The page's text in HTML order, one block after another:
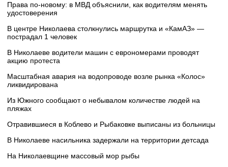
Права по-новому: в МВД объяснили, как водителям менять
удостоверения
В центре Николаева столкнулись маршрутка и «КамАЗ» —
пострадал 1 человек
В Николаеве водители машин с еврономерами проводят
акцию протеста
Масштабная авария на водопроводе возле рынка «Колос»
ликвидирована
Из Южного сообщают о небывалом количестве людей на
пляжах
Отравившиеся в Коблево и Рыбаковке выписаны из больницы
В Николаеве насильника задержали на территории детсада
На Николаевщине массовый мор рыбы